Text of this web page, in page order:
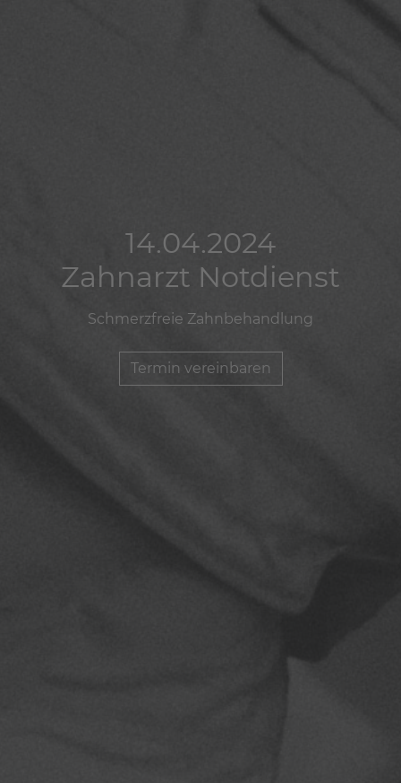
14.04.2024
Zahnarzt Notdienst
Schmerzfreie Zahnbehandlung
Termin vereinbaren
14.04.2024
Zahnarzt Notdienst
Schmerzfreie Zahnbehandlung
Termin vereinbaren
14.04.2024
Zahnarzt Notdienst
Schmerzfreie Zahnbehandlung
Termin vereinbaren